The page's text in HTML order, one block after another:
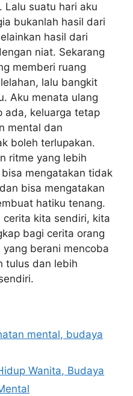
suatu hari aku
bukanlah hasil dari
hasil dari
niat. Sekarang
memberi ruang
lalu bangkit
Aku menata ulang
ada, keluarga tetap
mental dan
boleh terlupakan.
ritme yang lebih
mengatakan tidak
bisa mengatakan
hatiku tenang.
cerita kita sendiri, kita
bagi cerita orang
berani mencoba
tulus dan lebih
mental, budaya
Wanita, Budaya